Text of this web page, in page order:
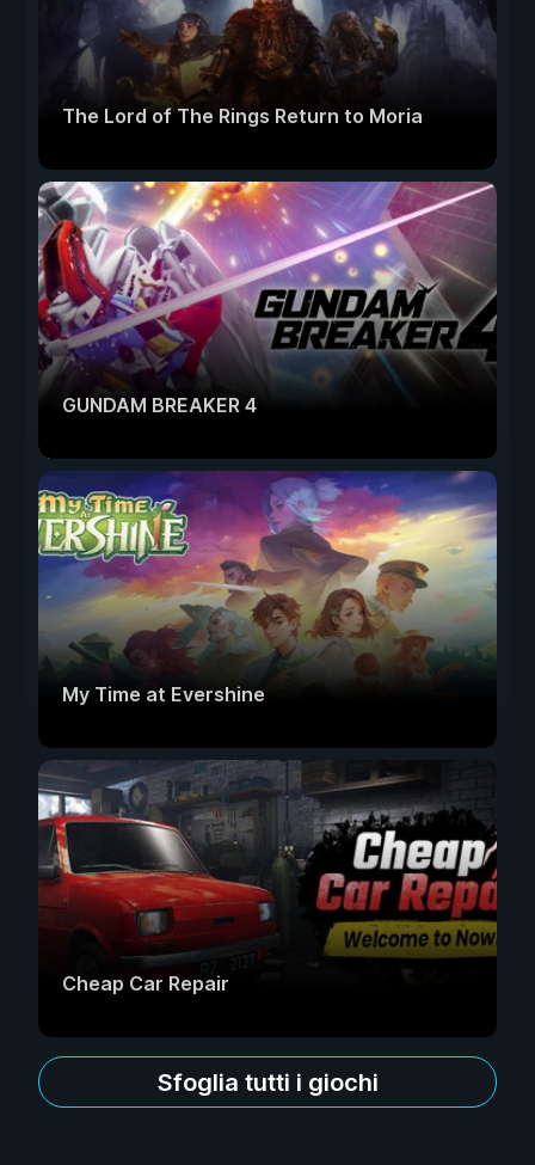
The Lord of The Rings Return to Moria
GUNDAM BREAKER 4
My Time at Evershine
Cheap Car Repair
Sfoglia tutti i giochi